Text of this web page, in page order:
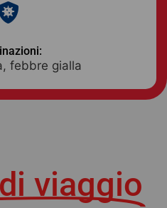
febbre gialla
viaggio